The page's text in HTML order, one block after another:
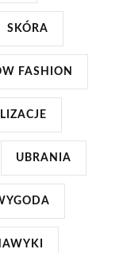
SKÓRA
FASHION
UBRANIA